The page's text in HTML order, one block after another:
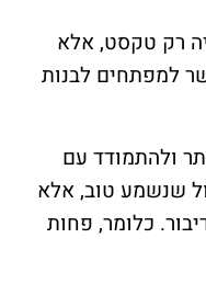
רק טקסט, אלא
למפתחים לבנות
ולהתמודד עם
שנשמע טוב, אלא
כלומר, פחות